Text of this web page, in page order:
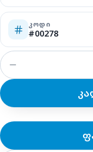
ᲙᲝᲓᲘ
#00278